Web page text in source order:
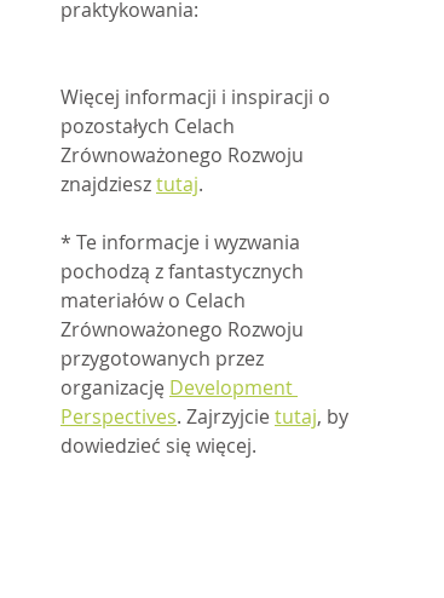
Więcej informacji i inspiracji o
pozostałych Celach
Zrównoważonego Rozwoju
znajdziesz tutaj
* Te informacje i wyzwania
pochodzą z fantastycznych
materiałów o Celach
Zrównoważonego Rozwoju
przygotowanych przez
organizację Development
Perspectives. Zajrzyjcie tutaj, by
dowiedzieć się więcej.